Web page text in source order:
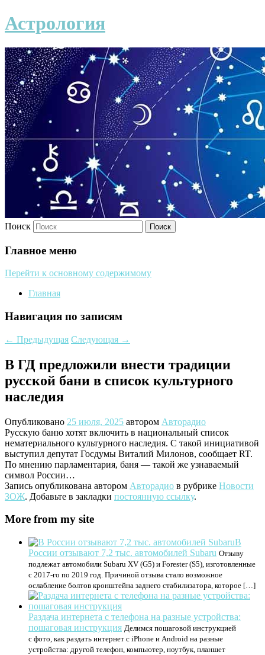
Астрология
Поиск
Главное меню
Перейти к основному содержимому
Главная
Навигация по записям
← Предыдущая Следующая →
В ГД предложили внести традиции
русской бани в список культурного
наследия
Опубликовано 25 июля, 2025 автором Авторадио
Русскую баню хотят включить в национальный список
нематериального культурного наследия. С такой инициативой
выступил депутат Госдумы Виталий Милонов, сообщает RT.
По мнению парламентария, баня — такой же узнаваемый
символ России…
Запись опубликована автором Авторадио в рубрике Новости
ЗОЖ. Добавьте в закладки постоянную ссылку.
More from my site
В
России отзывают 7,2 тыс. автомобилей Subaru Отзыву
подлежат автомобили Subaru XV (G5) и Forester (S5), изготовленные
с 2017-го по 2019 год. Причиной отзыва стало возможное
ослабление болтов кронштейна заднего стабилизатора, которое […]
Раздача интернета с телефона на разные устройства:
пошаговая инструкция Делимся пошаговой инструкцией
с фото, как раздать интернет с iPhone и Android на разные
устройства: другой телефон, компьютер, ноутбук, планшет